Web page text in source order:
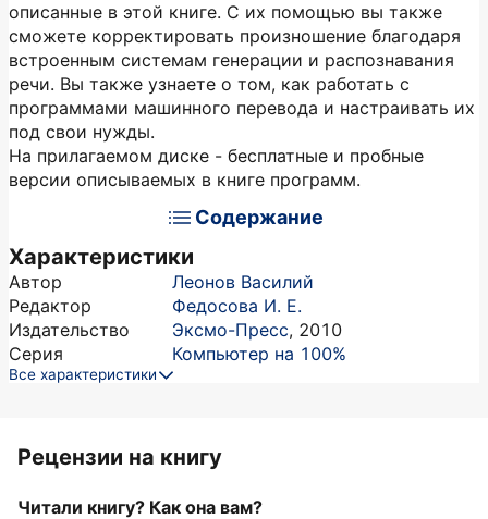
описанные в этой книге. С их помощью вы также
сможете корректировать произношение благодаря
встроенным системам генерации и распознавания
речи. Вы также узнаете о том, как работать с
программами машинного перевода и настраивать их
под свои нужды.
На прилагаемом диске - бесплатные и пробные
версии описываемых в книге программ.
Содержание
Характеристики
Автор
Леонов Василий
Редактор
Федосова И. Е.
Издательство
Эксмо-Пресс, 2010
Серия
Компьютер на 100%
Все характеристики
Рецензии на книгу
Читали книгу? Как она вам?